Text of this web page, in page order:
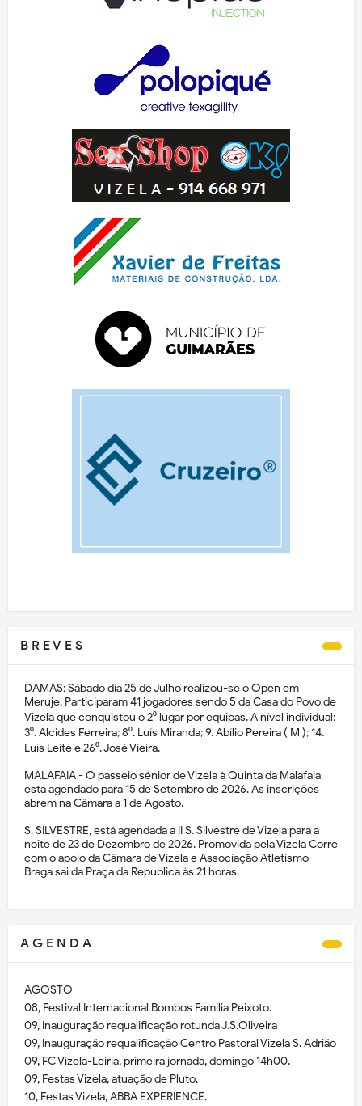
B R E V E S
DAMAS: Sábado dia 25 de Julho realizou-se o Open em
Meruje. Participaram 41 jogadores sendo 5 da Casa do Povo de
Vizela que conquistou o 2⁰ lugar por equipas. A nível individual:
3⁰. Alcides Ferreira; 8⁰. Luís Miranda; 9. Abílio Pereira ( M ); 14.
Luís Leite e 26⁰. José Vieira.
MALAFAIA - O passeio sénior de Vizela à Quinta da Malafaia
está agendado para 15 de Setembro de 2026. As inscrições
abrem na Câmara a 1 de Agosto.
S. SILVESTRE, está agendada a II S. Silvestre de Vizela para a
noite de 23 de Dezembro de 2026. Promovida pela Vizela Corre
com o apoio da Câmara de Vizela e Associação Atletismo
Braga sai da Praça da República às 21 horas.
A G E N D A
AGOSTO
08, Festival Internacional Bombos Família Peixoto.
09, Inauguração requalificação rotunda J.S.Oliveira
09, Inauguração requalificação Centro Pastoral Vizela S. Adrião
09, FC Vizela-Leiria, primeira jornada, domingo 14h00.
09, Festas Vizela, atuação de Pluto.
10, Festas Vizela, ABBA EXPERIENCE.